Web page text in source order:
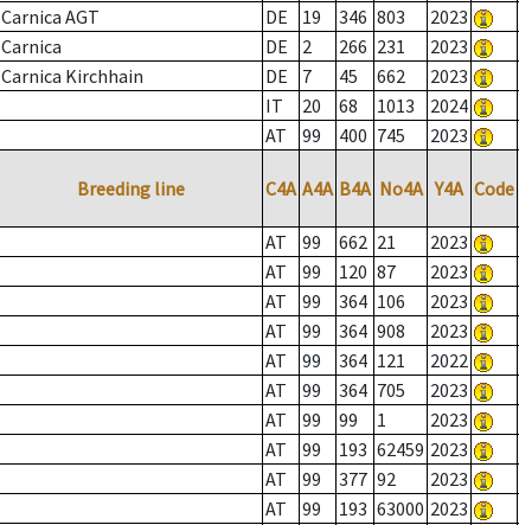
Carnica AGT DE 19 346 803 2023
Carnica DE 2 266 231 2023
Carnica Kirchhain DE 7 45 662 2023
IT 20 68 1013 2024
AT 99 400 745 2023
Breeding line C4A A4A B4A No4A Y4A Code
AT 99 662 21 2023
AT 99 120 87 2023
AT 99 364 106 2023
AT 99 364 908 2023
AT 99 364 121 2022
AT 99 364 705 2023
AT 99 99 1 2023
AT 99 193 62459 2023
AT 99 377 92 2023
AT 99 193 63000 2023